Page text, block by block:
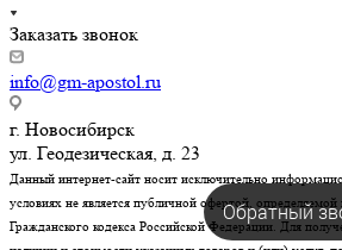
Заказать звонок
info@gm-apostol.ru
г. Новосибирск
ул. Геодезическая, д. 23
Данный интернет-сайт носит исключительно
условиях не является публичной офертой,
Гражданского кодекса Российской Федерации. Для
Обратный